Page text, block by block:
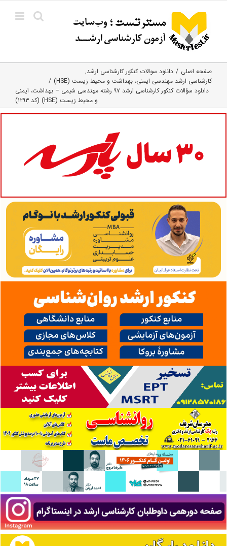
content
صفحه اصلی
دانلود سوالات کنکور کارشناسی ارشد
کارشناسی ارشد مهندسی ایمنی، بهداشت و محیط زیست (HSE)
دانلود سؤالات کنکور کارشناسی ارشد ۹۷ رشته مهندسی شیمی – بهداشت، ایمنی
و محیط‌ زیست (HSE) (کد ۱۲۹۳)